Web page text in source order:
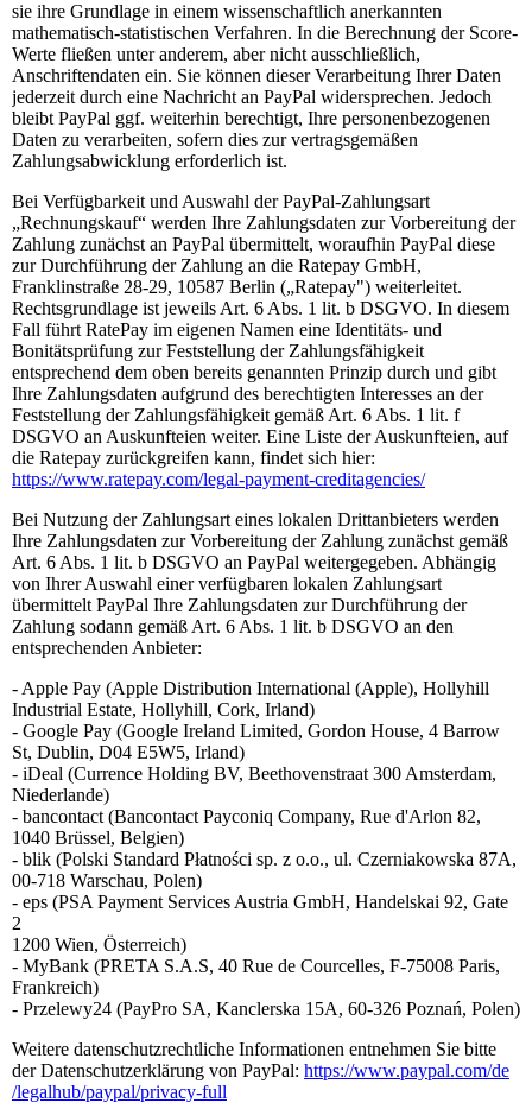
sie ihre Grundlage in einem wissenschaftlich anerkannten
mathematisch-statistischen Verfahren. In die Berechnung der Score-
Werte fließen unter anderem, aber nicht ausschließlich,
Anschriftendaten ein. Sie können dieser Verarbeitung Ihrer Daten
jederzeit durch eine Nachricht an PayPal widersprechen. Jedoch
bleibt PayPal ggf. weiterhin berechtigt, Ihre personenbezogenen
Daten zu verarbeiten, sofern dies zur vertragsgemäßen
Zahlungsabwicklung erforderlich ist.
Bei Verfügbarkeit und Auswahl der PayPal-Zahlungsart
„Rechnungskauf“ werden Ihre Zahlungsdaten zur Vorbereitung der
Zahlung zunächst an PayPal übermittelt, woraufhin PayPal diese
zur Durchführung der Zahlung an die Ratepay GmbH,
Franklinstraße 28-29, 10587 Berlin („Ratepay") weiterleitet.
Rechtsgrundlage ist jeweils Art. 6 Abs. 1 lit. b DSGVO. In diesem
Fall führt RatePay im eigenen Namen eine Identitäts- und
Bonitätsprüfung zur Feststellung der Zahlungsfähigkeit
entsprechend dem oben bereits genannten Prinzip durch und gibt
Ihre Zahlungsdaten aufgrund des berechtigten Interesses an der
Feststellung der Zahlungsfähigkeit gemäß Art. 6 Abs. 1 lit. f
DSGVO an Auskunfteien weiter. Eine Liste der Auskunfteien, auf
die Ratepay zurückgreifen kann, findet sich hier:
https://www.ratepay.com/legal-payment-creditagencies/
Bei Nutzung der Zahlungsart eines lokalen Drittanbieters werden
Ihre Zahlungsdaten zur Vorbereitung der Zahlung zunächst gemäß
Art. 6 Abs. 1 lit. b DSGVO an PayPal weitergegeben. Abhängig
von Ihrer Auswahl einer verfügbaren lokalen Zahlungsart
übermittelt PayPal Ihre Zahlungsdaten zur Durchführung der
Zahlung sodann gemäß Art. 6 Abs. 1 lit. b DSGVO an den
entsprechenden Anbieter:
- Apple Pay (Apple Distribution International (Apple), Hollyhill
Industrial Estate, Hollyhill, Cork, Irland)
- Google Pay (Google Ireland Limited, Gordon House, 4 Barrow
St, Dublin, D04 E5W5, Irland)
- iDeal (Currence Holding BV, Beethovenstraat 300 Amsterdam,
Niederlande)
- bancontact (Bancontact Payconiq Company, Rue d'Arlon 82,
1040 Brüssel, Belgien)
- blik (Polski Standard Płatności sp. z o.o., ul. Czerniakowska 87A,
00-718 Warschau, Polen)
- eps (PSA Payment Services Austria GmbH, Handelskai 92, Gate
2
1200 Wien, Österreich)
- MyBank (PRETA S.A.S, 40 Rue de Courcelles, F-75008 Paris,
Frankreich)
- Przelewy24 (PayPro SA, Kanclerska 15A, 60-326 Poznań, Polen)
Weitere datenschutzrechtliche Informationen entnehmen Sie bitte
der Datenschutzerklärung von PayPal: https://www.paypal.com/de
/legalhub/paypal/privacy-full